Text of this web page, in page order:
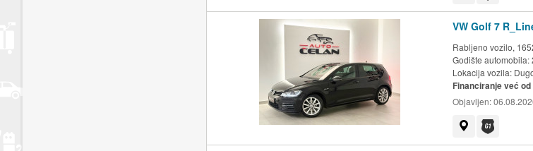
VW Golf 7
Rabljeno vozilo,
Godište automobila:
Lokacija vozila:
Financiranje već
Objavljen: